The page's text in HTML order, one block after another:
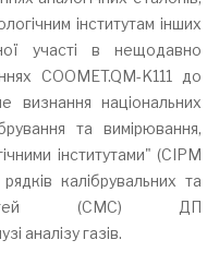
інститутам інших
участі в нещодавно
COOMET.QM-K111 до
національних
та вимірювання,
інститутами" (CIPM
калібрувальних та
(СМС) ДП
газів.